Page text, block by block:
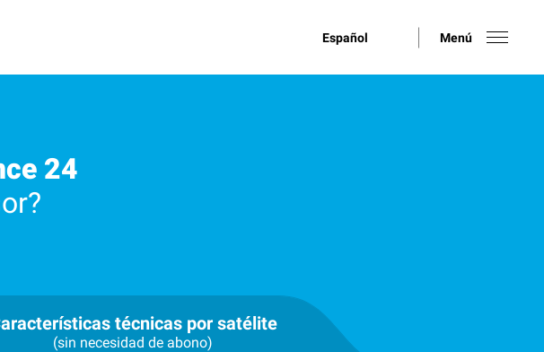
Español Menú
24
técnicas por satélite
(sin necesidad de abono)